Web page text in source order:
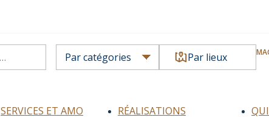
Par lieux
SERVICES ET AMO RÉALISATIONS